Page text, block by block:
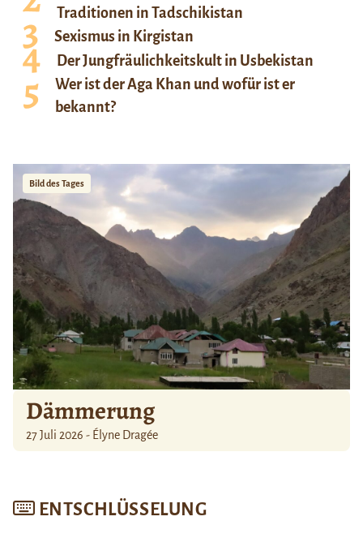
Traditionen in Tadschikistan
Sexismus in Kirgistan
Der Jungfräulichkeitskult in Usbekistan
Wer ist der Aga Khan und wofür ist er
bekannt?
Bild des Tages
Dämmerung
27 Juli 2026 - Élyne Dragée
ENTSCHLÜSSELUNG